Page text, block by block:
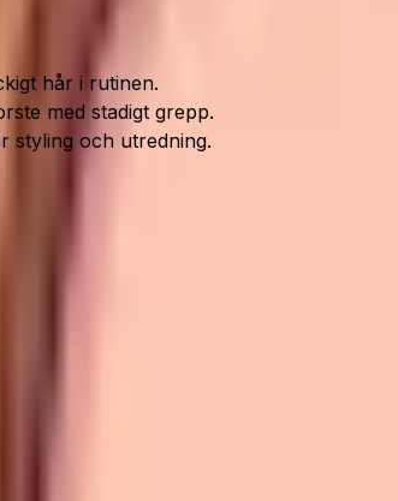
hår i rutinen.
med stadigt grepp.
styling och utredning.